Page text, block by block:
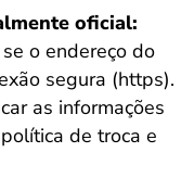
oficial:
o endereço do
segura (https).
as informações
de troca e